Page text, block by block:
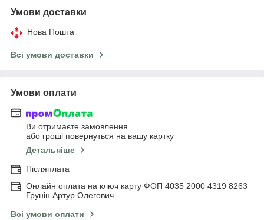
Умови доставки
Нова Пошта
Всі умови доставки
Умови оплати
Ви отримаєте замовлення
або гроші повернуться на вашу картку
Детальніше
Післяплата
Онлайн оплата на ключ карту ФОП 4035 2000 4319 8263
Грунін Артур Олегович
Всі умови оплати